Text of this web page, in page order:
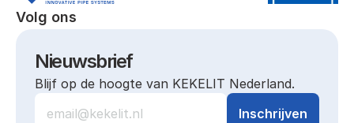
Volg ons
Nieuwsbrief
Blijf op de hoogte van KEKELIT Nederland.